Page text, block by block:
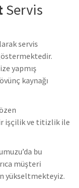
Servis
servis
yapmış
kaynağı
işçilik ve titizlik ile
bu
müşteri
yükseltmekteyiz.